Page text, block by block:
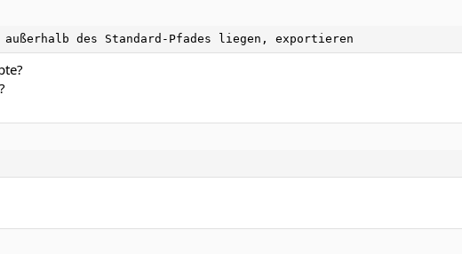
des Standard-Pfades liegen, exportieren